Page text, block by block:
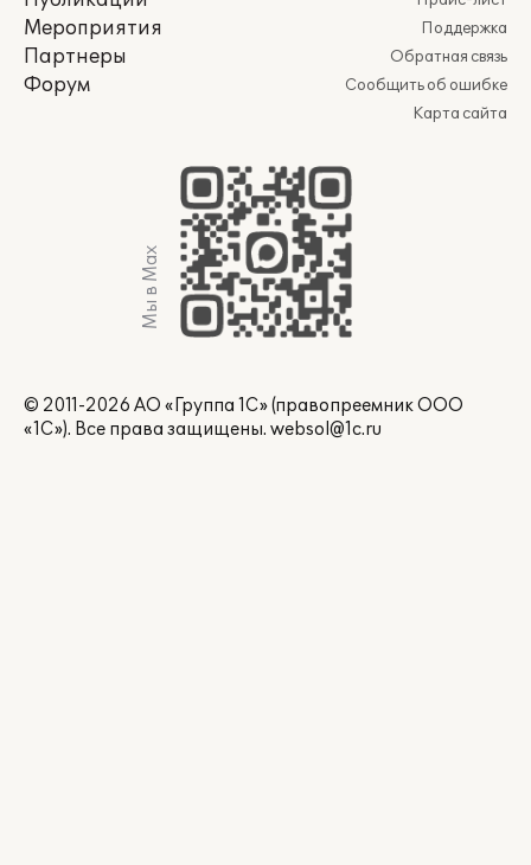
Мероприятия
Партнеры
Форум
Поддержка
Обратная связь
Сообщить об ошибке
Карта сайта
Мы в Max
© 2011-2026 АО «Группа 1С» (правопреемник ООО
«1С»). Все права защищены. websol@1c.ru